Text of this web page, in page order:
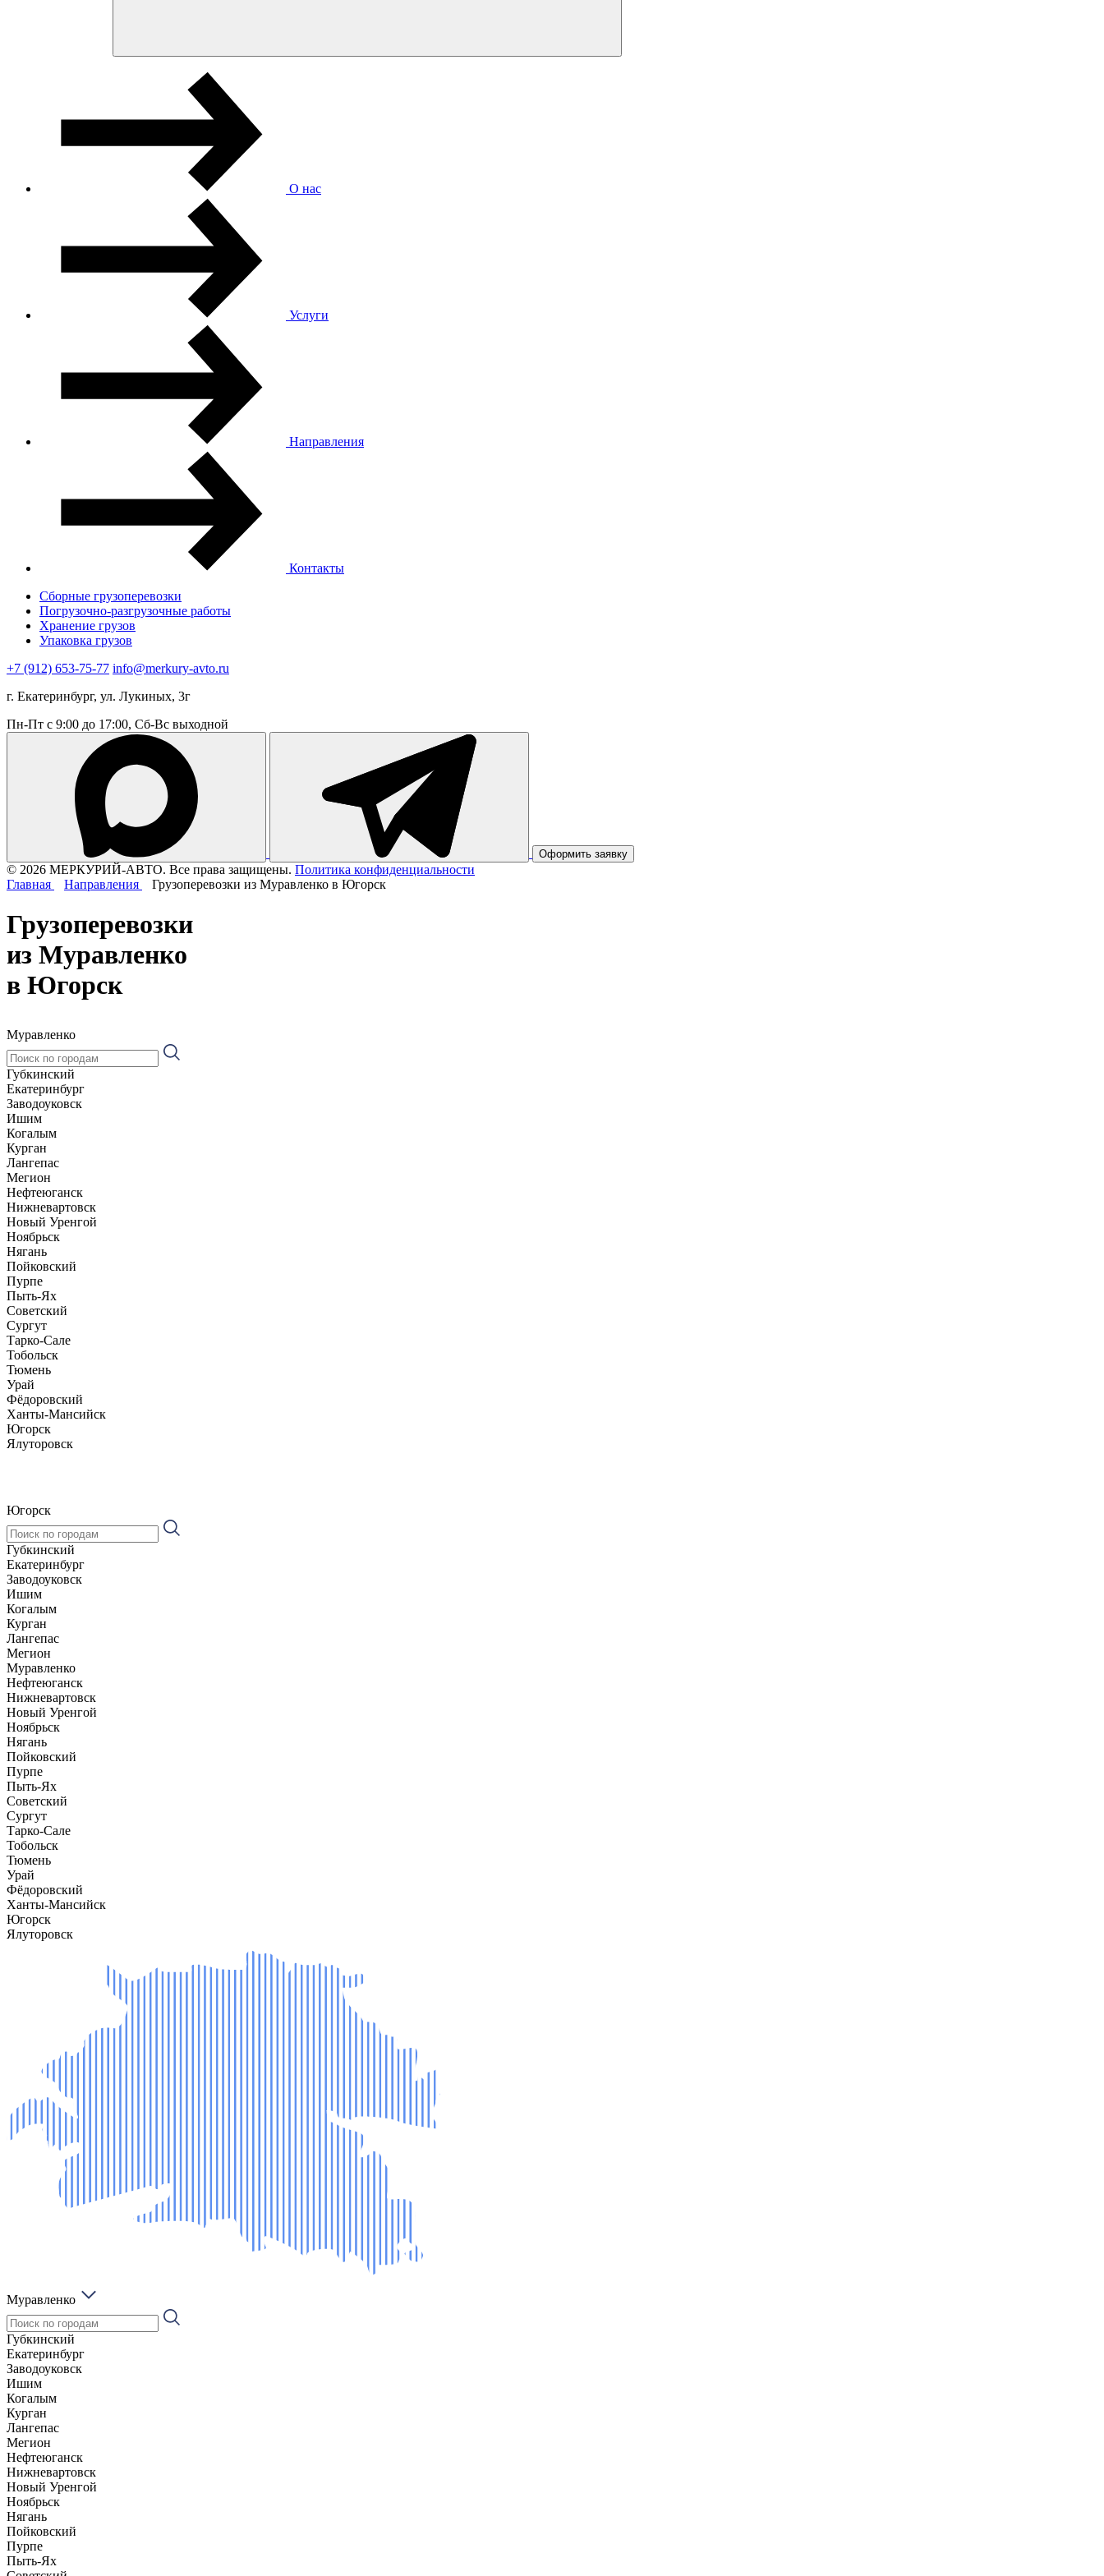
О нас
Услуги
Направления
Контакты
Сборные грузоперевозки
Погрузочно-разгрузочные работы
Хранение грузов
Упаковка грузов
+7 (912) 653-75-77 info@merkury-avto.ru
г. Екатеринбург, ул. Лукиных, 3г
Пн-Пт с 9:00 до 17:00, Сб-Вс выходной
Оформить заявку
© 2026 МЕРКУРИЙ-АВТО. Все права защищены. Политика конфиденциальности
Главная
Направления Грузоперевозки из Муравленко в Югорск
Грузоперевозки
из Муравленко
в Югорск
Муравленко
Губкинский
Екатеринбург
Заводоуковск
Ишим
Когалым
Курган
Лангепас
Мегион
Нефтеюганск
Нижневартовск
Новый Уренгой
Ноябрьск
Нягань
Пойковский
Пурпе
Пыть-Ях
Советский
Сургут
Тарко-Сале
Тобольск
Тюмень
Урай
Фёдоровский
Ханты-Мансийск
Югорск
Ялуторовск
Югорск
Губкинский
Екатеринбург
Заводоуковск
Ишим
Когалым
Курган
Лангепас
Мегион
Муравленко
Нефтеюганск
Нижневартовск
Новый Уренгой
Ноябрьск
Нягань
Пойковский
Пурпе
Пыть-Ях
Советский
Сургут
Тарко-Сале
Тобольск
Тюмень
Урай
Фёдоровский
Ханты-Мансийск
Югорск
Ялуторовск
Муравленко
Губкинский
Екатеринбург
Заводоуковск
Ишим
Когалым
Курган
Лангепас
Мегион
Нефтеюганск
Нижневартовск
Новый Уренгой
Ноябрьск
Нягань
Пойковский
Пурпе
Пыть-Ях